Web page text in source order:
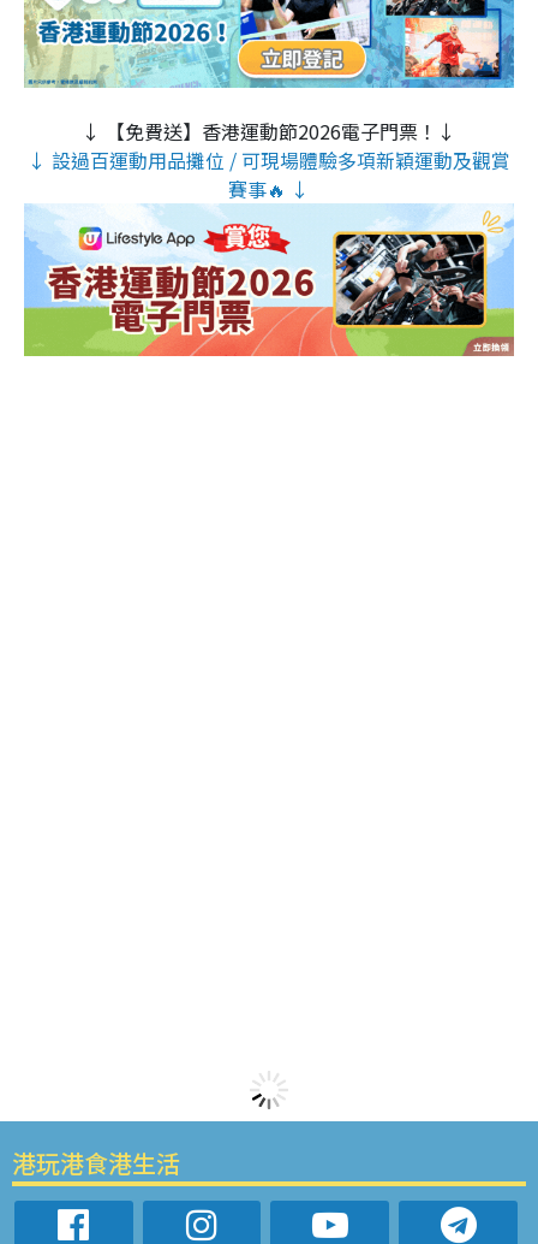
↓ 【免費送】香港運動節2026電子門票！↓
↓ 設過百運動用品攤位 / 可現場體驗多項新穎運動及觀賞
賽事🔥 ↓
港玩港食港生活